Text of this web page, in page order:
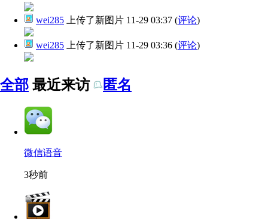
wei285 上传了新图片 11-29 03:37 (评论)
wei285 上传了新图片 11-29 03:36 (评论)
全部 最近来访 匿名
微信语音
3秒前